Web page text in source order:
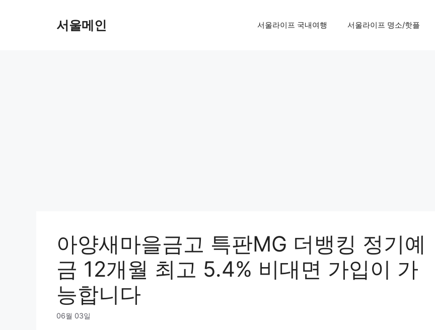
서울메인 서울라이프 국내여행 서울라이프 명소/핫플
아양새마을금고 특판MG 더뱅킹 정기예
금 12개월 최고 5.4% 비대면 가입이 가
능합니다
06월 03일